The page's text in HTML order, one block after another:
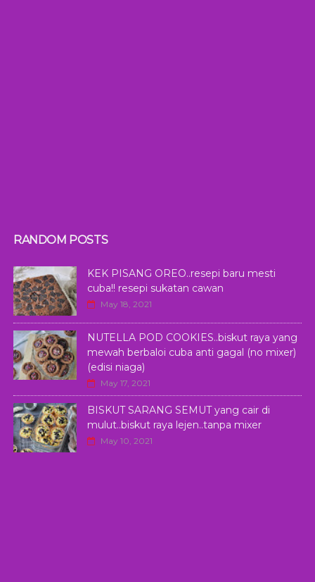
RANDOM POSTS
KEK PISANG OREO..resepi baru mesti
cuba!! resepi sukatan cawan
May 18, 2021
NUTELLA POD COOKIES..biskut raya yang
mewah berbaloi cuba anti gagal (no mixer)
(edisi niaga)
May 17, 2021
BISKUT SARANG SEMUT yang cair di
mulut..biskut raya lejen..tanpa mixer
May 10, 2021